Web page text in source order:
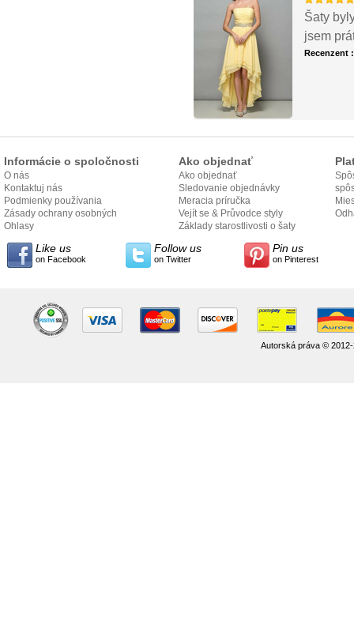
Šaty
jsem
Recenzent
Informácie o spoločnosti
O nás
Kontaktuj nás
Podmienky používania
Zásady ochrany osobných
údajov
Ohlasy
Ako objednať
Ako objednať
Sledovanie objednávky
Meracia príručka
Vejít se & Průvodce styly
Základy starostlivosti o šaty
Like us
on Facebook
Follow us
on Twitter
Pin us
on Pinterest
Autorská práva ©